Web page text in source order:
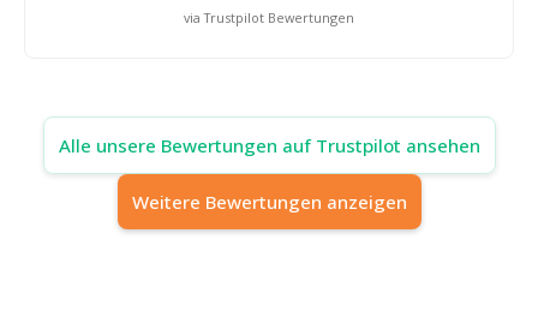
via Trustpilot Bewertungen
Alle unsere Bewertungen auf Trustpilot ansehen
Weitere Bewertungen anzeigen